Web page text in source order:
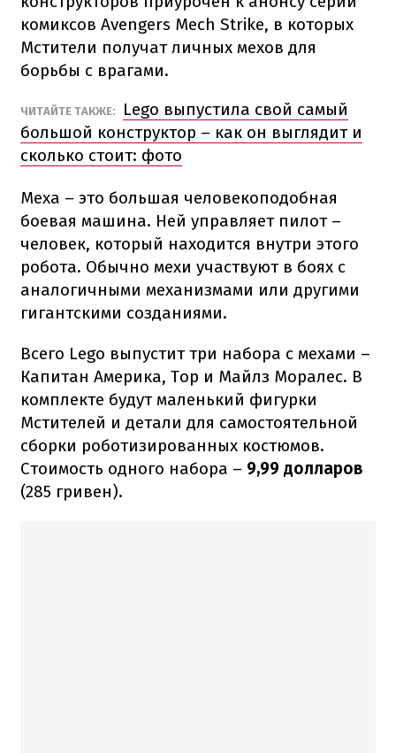
комиксов Avengers Mech Strike, в которых
Мстители получат личных мехов для
борьбы с врагами.
ЧИТАЙТЕ ТАКЖЕ:
Lego выпустила свой самый
большой конструктор – как он выглядит и
сколько стоит: фото
Меха – это большая человекоподобная
боевая машина. Ней управляет пилот –
человек, который находится внутри этого
робота. Обычно мехи участвуют в боях с
аналогичными механизмами или другими
гигантскими созданиями.
Всего Lego выпустит три набора с мехами –
Капитан Америка, Тор и Майлз Моралес. В
комплекте будут маленький фигурки
Мстителей и детали для самостоятельной
сборки роботизированных костюмов.
Стоимость одного набора – 9,99 долларов
(285 гривен).